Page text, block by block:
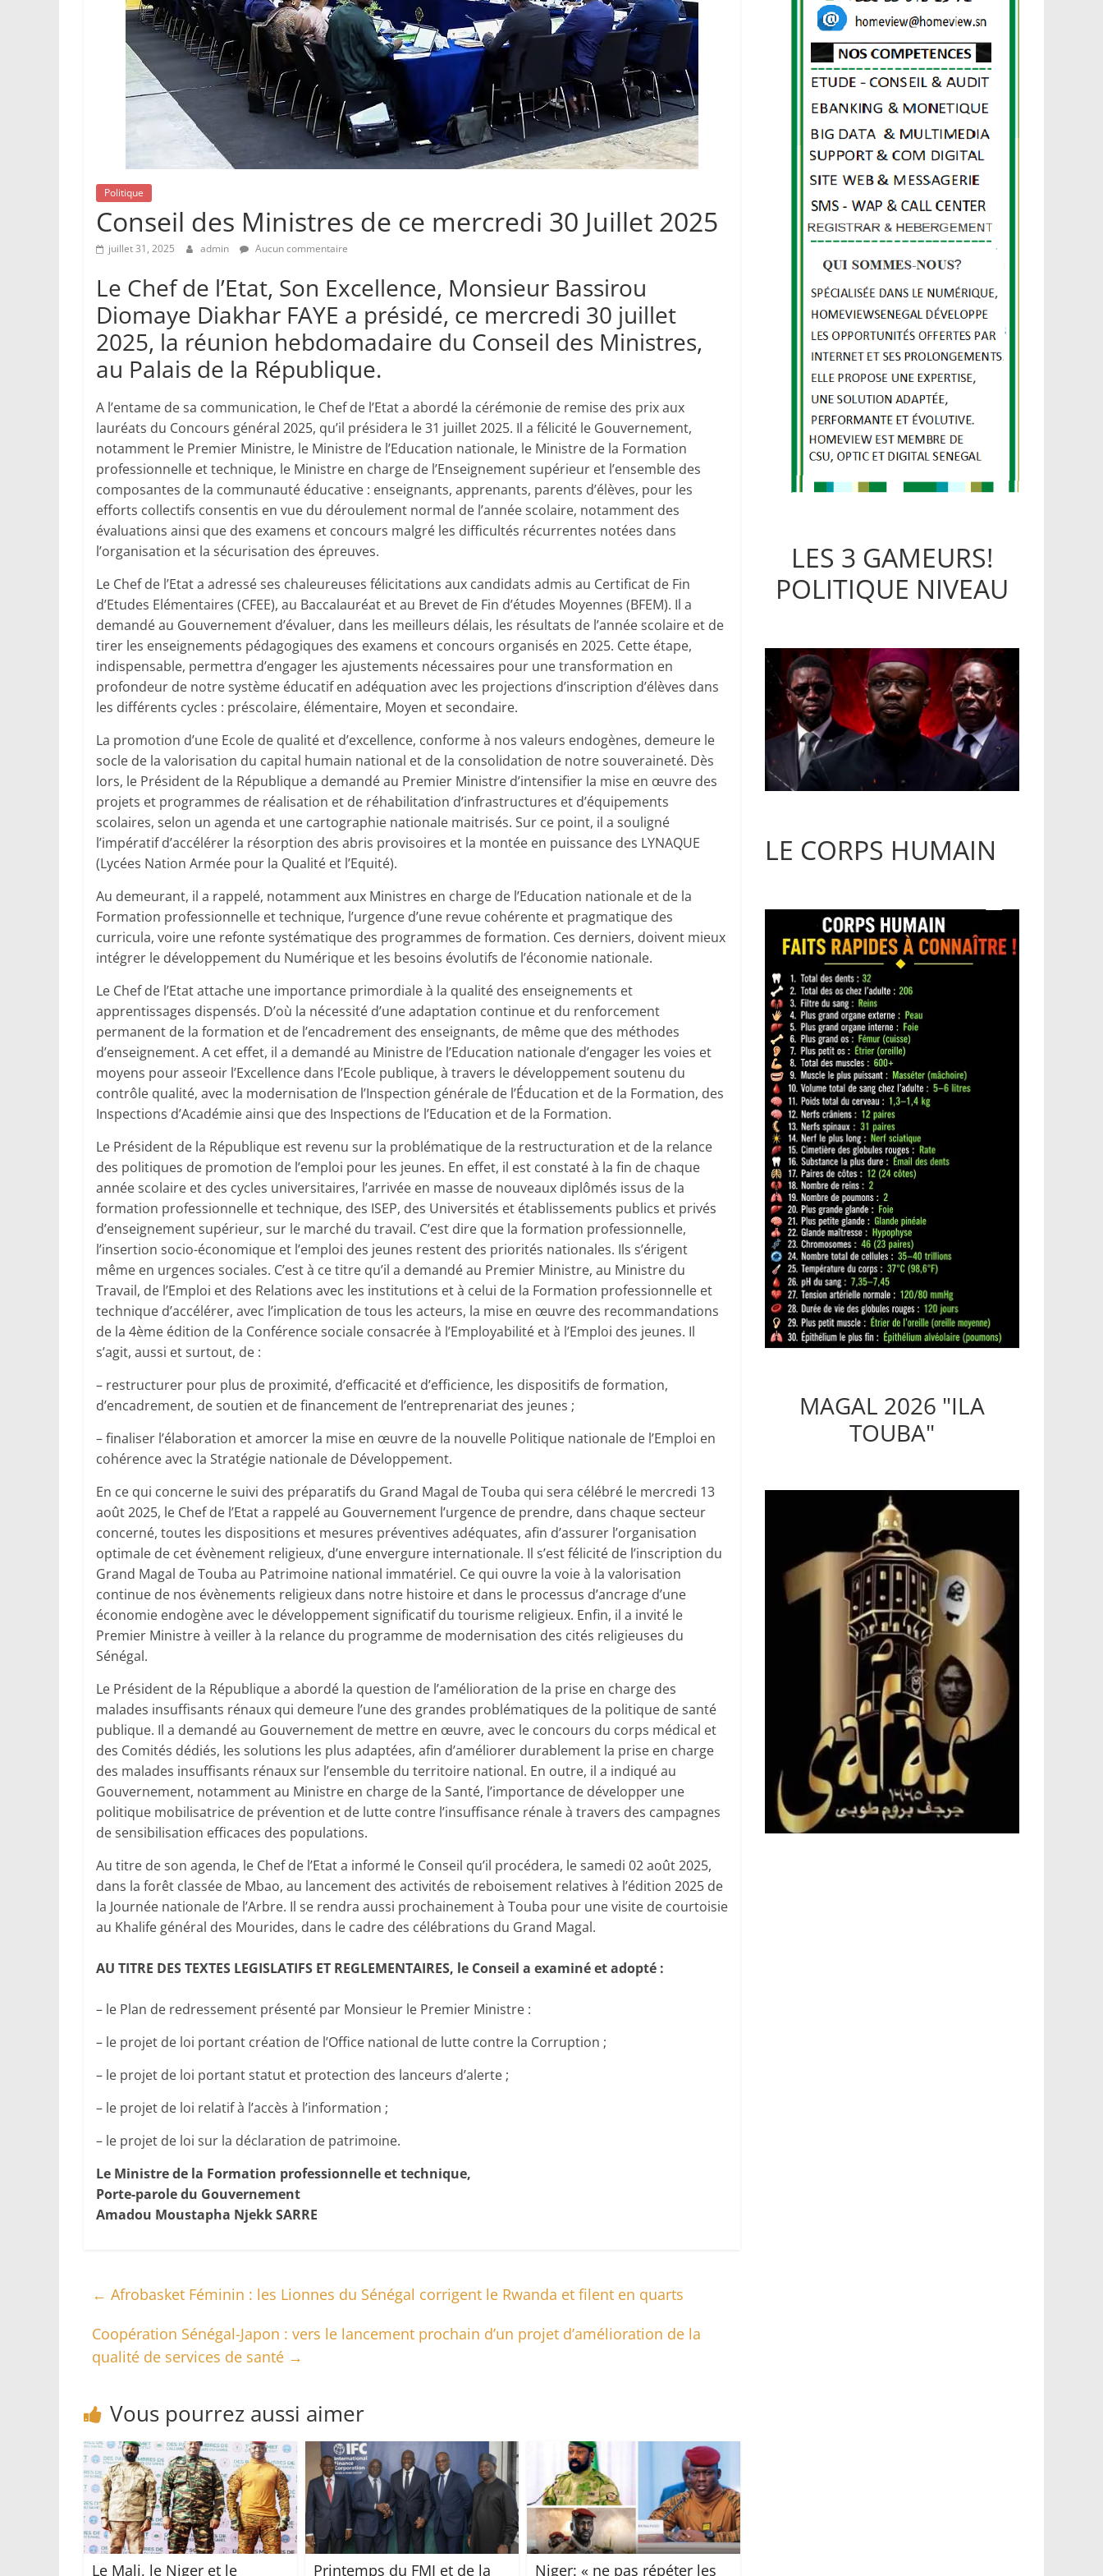
Politique
Conseil des Ministres de ce mercredi 30 Juillet 2025
juillet 31, 2025 admin Aucun commentaire
Le Chef de l’Etat, Son Excellence, Monsieur Bassirou
Diomaye Diakhar FAYE a présidé, ce mercredi 30 juillet
2025, la réunion hebdomadaire du Conseil des Ministres,
au Palais de la République.
A l’entame de sa communication, le Chef de l’Etat a abordé la cérémonie de remise des prix aux
lauréats du Concours général 2025, qu’il présidera le 31 juillet 2025. Il a félicité le Gouvernement,
notamment le Premier Ministre, le Ministre de l’Education nationale, le Ministre de la Formation
professionnelle et technique, le Ministre en charge de l’Enseignement supérieur et l’ensemble des
composantes de la communauté éducative : enseignants, apprenants, parents d’élèves, pour les
efforts collectifs consentis en vue du déroulement normal de l’année scolaire, notamment des
évaluations ainsi que des examens et concours malgré les difficultés récurrentes notées dans
l’organisation et la sécurisation des épreuves.
Le Chef de l’Etat a adressé ses chaleureuses félicitations aux candidats admis au Certificat de Fin
d’Etudes Elémentaires (CFEE), au Baccalauréat et au Brevet de Fin d’études Moyennes (BFEM). Il a
demandé au Gouvernement d’évaluer, dans les meilleurs délais, les résultats de l’année scolaire et de
tirer les enseignements pédagogiques des examens et concours organisés en 2025. Cette étape,
indispensable, permettra d’engager les ajustements nécessaires pour une transformation en
profondeur de notre système éducatif en adéquation avec les projections d’inscription d’élèves dans
les différents cycles : préscolaire, élémentaire, Moyen et secondaire.
La promotion d’une Ecole de qualité et d’excellence, conforme à nos valeurs endogènes, demeure le
socle de la valorisation du capital humain national et de la consolidation de notre souveraineté. Dès
lors, le Président de la République a demandé au Premier Ministre d’intensifier la mise en œuvre des
projets et programmes de réalisation et de réhabilitation d’infrastructures et d’équipements
scolaires, selon un agenda et une cartographie nationale maitrisés. Sur ce point, il a souligné
l’impératif d’accélérer la résorption des abris provisoires et la montée en puissance des LYNAQUE
(Lycées Nation Armée pour la Qualité et l’Equité).
Au demeurant, il a rappelé, notamment aux Ministres en charge de l’Education nationale et de la
Formation professionnelle et technique, l’urgence d’une revue cohérente et pragmatique des
curricula, voire une refonte systématique des programmes de formation. Ces derniers, doivent mieux
intégrer le développement du Numérique et les besoins évolutifs de l’économie nationale.
Le Chef de l’Etat attache une importance primordiale à la qualité des enseignements et
apprentissages dispensés. D’où la nécessité d’une adaptation continue et du renforcement
permanent de la formation et de l’encadrement des enseignants, de même que des méthodes
d’enseignement. A cet effet, il a demandé au Ministre de l’Education nationale d’engager les voies et
moyens pour asseoir l’Excellence dans l’Ecole publique, à travers le développement soutenu du
contrôle qualité, avec la modernisation de l’Inspection générale de l’Éducation et de la Formation, des
Inspections d’Académie ainsi que des Inspections de l’Education et de la Formation.
Le Président de la République est revenu sur la problématique de la restructuration et de la relance
des politiques de promotion de l’emploi pour les jeunes. En effet, il est constaté à la fin de chaque
année scolaire et des cycles universitaires, l’arrivée en masse de nouveaux diplômés issus de la
formation professionnelle et technique, des ISEP, des Universités et établissements publics et privés
d’enseignement supérieur, sur le marché du travail. C’est dire que la formation professionnelle,
l’insertion socio-économique et l’emploi des jeunes restent des priorités nationales. Ils s’érigent
même en urgences sociales. C’est à ce titre qu’il a demandé au Premier Ministre, au Ministre du
Travail, de l’Emploi et des Relations avec les institutions et à celui de la Formation professionnelle et
technique d’accélérer, avec l’implication de tous les acteurs, la mise en œuvre des recommandations
de la 4ème édition de la Conférence sociale consacrée à l’Employabilité et à l’Emploi des jeunes. Il
s’agit, aussi et surtout, de :
– restructurer pour plus de proximité, d’efficacité et d’efficience, les dispositifs de formation,
d’encadrement, de soutien et de financement de l’entreprenariat des jeunes ;
– finaliser l’élaboration et amorcer la mise en œuvre de la nouvelle Politique nationale de l’Emploi en
cohérence avec la Stratégie nationale de Développement.
En ce qui concerne le suivi des préparatifs du Grand Magal de Touba qui sera célébré le mercredi 13
août 2025, le Chef de l’Etat a rappelé au Gouvernement l’urgence de prendre, dans chaque secteur
concerné, toutes les dispositions et mesures préventives adéquates, afin d’assurer l’organisation
optimale de cet évènement religieux, d’une envergure internationale. Il s’est félicité de l’inscription du
Grand Magal de Touba au Patrimoine national immatériel. Ce qui ouvre la voie à la valorisation
continue de nos évènements religieux dans notre histoire et dans le processus d’ancrage d’une
économie endogène avec le développement significatif du tourisme religieux. Enfin, il a invité le
Premier Ministre à veiller à la relance du programme de modernisation des cités religieuses du
Sénégal.
Le Président de la République a abordé la question de l’amélioration de la prise en charge des
malades insuffisants rénaux qui demeure l’une des grandes problématiques de la politique de santé
publique. Il a demandé au Gouvernement de mettre en œuvre, avec le concours du corps médical et
des Comités dédiés, les solutions les plus adaptées, afin d’améliorer durablement la prise en charge
des malades insuffisants rénaux sur l’ensemble du territoire national. En outre, il a indiqué au
Gouvernement, notamment au Ministre en charge de la Santé, l’importance de développer une
politique mobilisatrice de prévention et de lutte contre l’insuffisance rénale à travers des campagnes
de sensibilisation efficaces des populations.
Au titre de son agenda, le Chef de l’Etat a informé le Conseil qu’il procédera, le samedi 02 août 2025,
dans la forêt classée de Mbao, au lancement des activités de reboisement relatives à l’édition 2025 de
la Journée nationale de l’Arbre. Il se rendra aussi prochainement à Touba pour une visite de courtoisie
au Khalife général des Mourides, dans le cadre des célébrations du Grand Magal.
AU TITRE DES TEXTES LEGISLATIFS ET REGLEMENTAIRES, le Conseil a examiné et adopté :
– le Plan de redressement présenté par Monsieur le Premier Ministre :
– le projet de loi portant création de l’Office national de lutte contre la Corruption ;
– le projet de loi portant statut et protection des lanceurs d’alerte ;
– le projet de loi relatif à l’accès à l’information ;
– le projet de loi sur la déclaration de patrimoine.
Le Ministre de la Formation professionnelle et technique,
Porte-parole du Gouvernement
Amadou Moustapha Njekk SARRE
← Afrobasket Féminin : les Lionnes du Sénégal corrigent le Rwanda et filent en quarts
Coopération Sénégal-Japon : vers le lancement prochain d’un projet d’amélioration de la
qualité de services de santé →
Vous pourrez aussi aimer
Le Mali, le Niger et le Printemps du FMI et de la Niger: « ne pas répéter les
LES 3 GAMEURS!
POLITIQUE NIVEAU
LE CORPS HUMAIN
MAGAL 2026 "ILA
TOUBA"